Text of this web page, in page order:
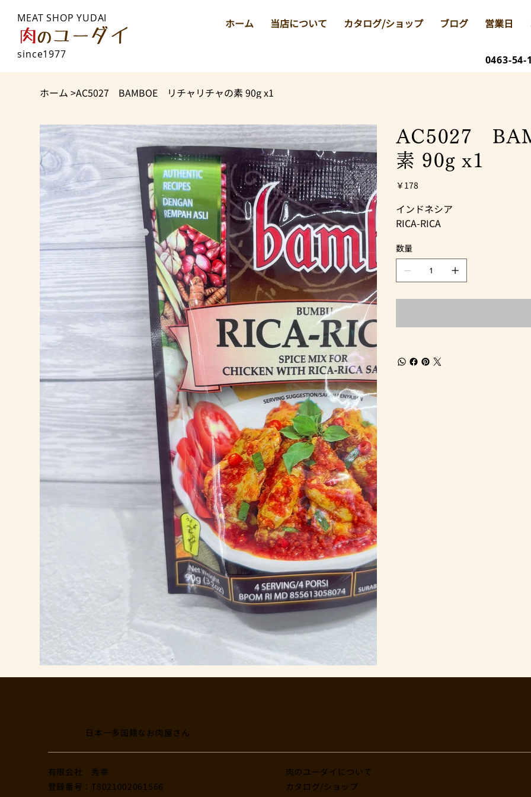
0463-54-
MEAT SHOP YUDAI
since1977
ホーム 当店について カタログ/ショップ ブログ 営業日
ホーム >AC5027 BAMBOE リチャリチャの素 90g x1
AC5027
素 90g x1
価
格
￥178
インドネシア
RICA-RICA
数量
日本一多国籍なお肉屋さん
​有限会社 秀幸
登録番号：T8021002061566
肉のユーダイについて
カタログ/ショップ